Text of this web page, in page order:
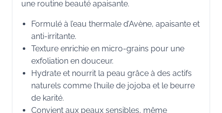
une routine beauté apaisante.
Formulé à l’eau thermale d’Avène, apaisante et
anti-irritante.
Texture enrichie en micro-grains pour une
exfoliation en douceur.
Hydrate et nourrit la peau grâce à des actifs
naturels comme l’huile de jojoba et le beurre
de karité.
Convient aux peaux sensibles, même